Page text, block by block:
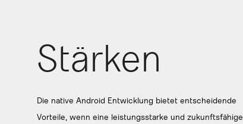
Stärken
Die native Android Entwicklung bietet entscheidende
Vorteile, wenn eine leistungsstarke und zukunftsfähige